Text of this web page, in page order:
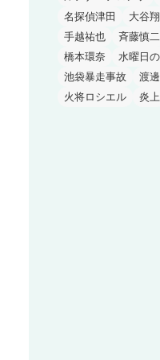
名探偵津田
大谷
手越祐也
斉藤慎二
橋本環奈
水曜日
池袋暴走事故
渡
火将ロシエル
炎上